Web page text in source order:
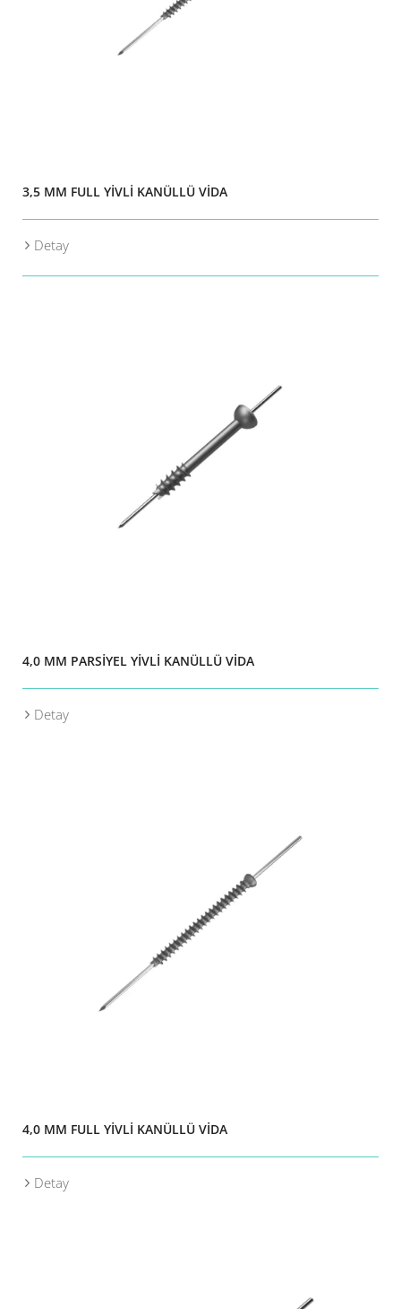
3,5 MM FULL YİVLİ KANÜLLÜ VİDA
Detay
4,0 MM PARSİYEL YİVLİ KANÜLLÜ VİDA
Detay
4,0 MM FULL YİVLİ KANÜLLÜ VİDA
Detay